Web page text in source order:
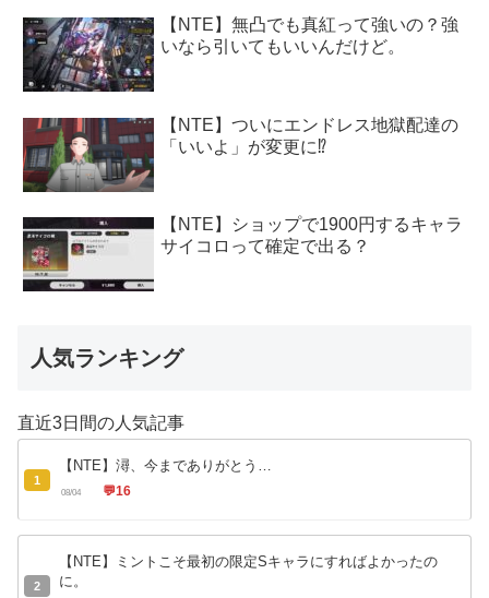
【NTE】無凸でも真紅って強いの？強
いなら引いてもいいんだけど。
【NTE】ついにエンドレス地獄配達の
「いいよ」が変更に⁉
【NTE】ショップで1900円するキャラ
サイコロって確定で出る？
人気ランキング
直近3日間の人気記事
1
【NTE】潯、今までありがとう…
08/04 💬16
2
【NTE】ミントこそ最初の限定Sキャラにすればよかったの
に。